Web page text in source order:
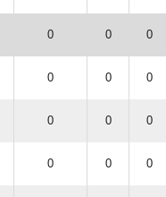
0 0 0
0 0 0
0 0 0
0 0 0